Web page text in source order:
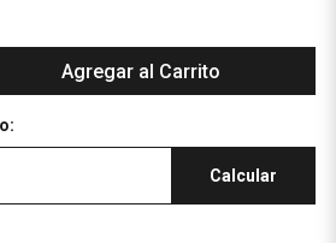
Agregar al Carrito
Calcular